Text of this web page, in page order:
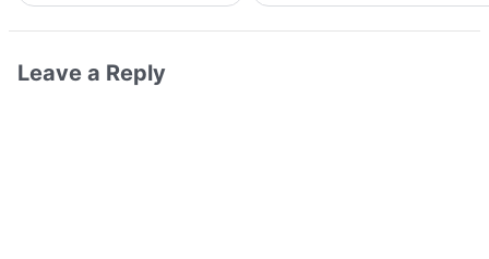
Leave a Reply